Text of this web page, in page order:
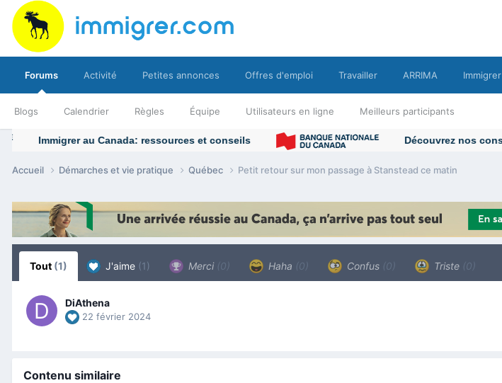
Forums
Blogs Calendrier Règles Équipe Utilisateurs en ligne Meilleurs participants
Activité Petites annonces Offres d'emploi Travailler ARRIMA Immigrer
Accueil Démarches et vie pratique Québec Petit retour sur mon passage à Stanstead ce matin
Tout (1) J'aime (1) Merci (0) Haha (0) Confus (0) Triste (0)
DiAthena
22 février 2024
Contenu similaire